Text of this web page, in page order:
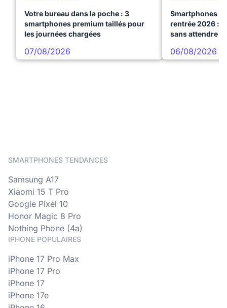
Votre bureau dans la poche : 3
smartphones premium taillés pour
les journées chargées
07/08/2026
Smartphones
rentrée 2026 :
sans attendre
06/08/2026
SMARTPHONES TENDANCES
Samsung A17
Xiaomi 15 T Pro
Google Pixel 10
Honor Magic 8 Pro
Nothing Phone (4a)
IPHONE POPULAIRES
iPhone 17 Pro Max
iPhone 17 Pro
iPhone 17
iPhone 17e